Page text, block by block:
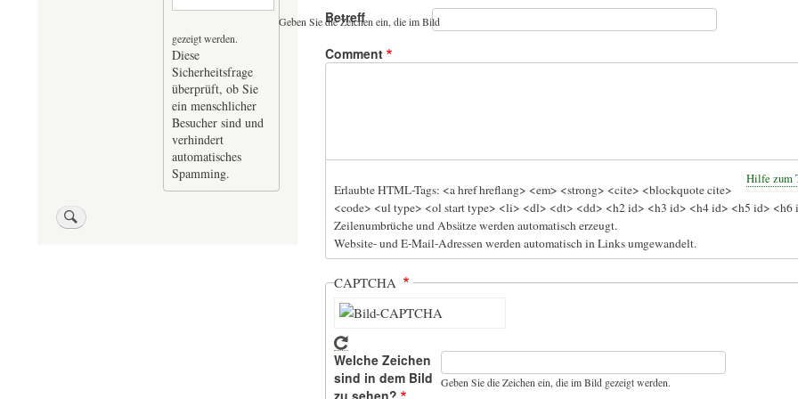
Betreff
Comment
Hilfe zum
Erlaubte HTML-Tags: <a href hreflang> <em> <strong> <cite> <blockquote cite>
<code> <ul type> <ol start type> <li> <dl> <dt> <dd> <h2 id> <h3 id> <h4 id> <h5 id> <h6
Zeilenumbrüche und Absätze werden automatisch erzeugt.
Website- und E-Mail-Adressen werden automatisch in Links umgewandelt.
CAPTCHA
Welche Zeichen
sind in dem Bild
zu sehen?
Geben Sie die Zeichen ein, die im Bild gezeigt werden.
Geben Sie die Zeichen ein, die im Bild
gezeigt werden.
Diese
Sicherheitsfrage
überprüft, ob Sie
ein menschlicher
Besucher sind und
verhindert
automatisches
Spamming.